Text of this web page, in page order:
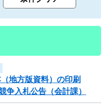
地方版資料）の印刷
争入札公告（会計課）